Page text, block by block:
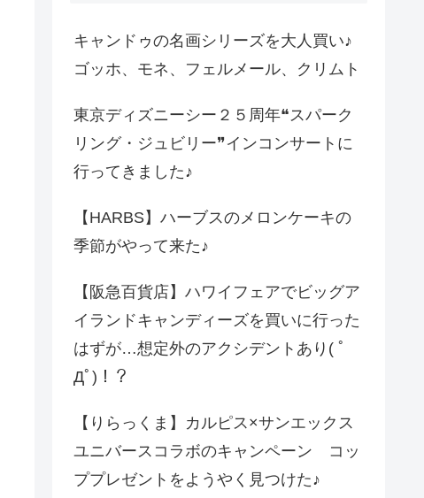
キャンドゥの名画シリーズを大人買い♪
ゴッホ、モネ、フェルメール、クリムト
東京ディズニーシー２５周年❝スパーク
リング・ジュビリー❞インコンサートに
行ってきました♪
【HARBS】ハーブスのメロンケーキの
季節がやって来た♪
【阪急百貨店】ハワイフェアでビッグア
イランドキャンディーズを買いに行った
はずが…想定外のアクシデントあり( ﾟ
Дﾟ)！？
【りらっくま】カルピス×サンエックス
ユニバースコラボのキャンペーン コッ
ププレゼントをようやく見つけた♪